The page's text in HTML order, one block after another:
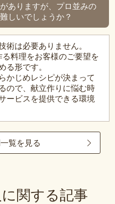
ありますが、プロ並みの
しいでしょうか？
術は必要ありません。
料理をお客様のご要望を
る形です。
かじめレシピが決まって
ので、献立作りに悩む時
ービスを提供できる環境
覧を見る
関する記事